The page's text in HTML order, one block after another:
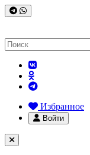
Избранное
Войти